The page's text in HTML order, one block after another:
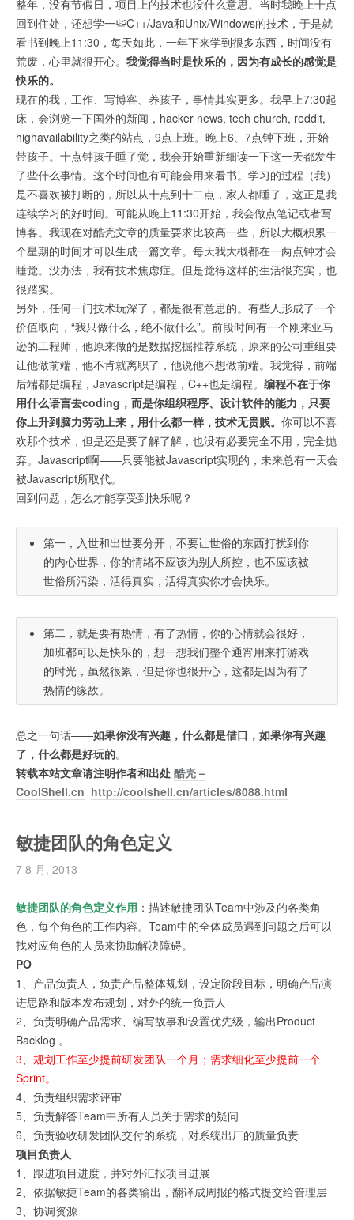
整年，没有节假日，项目上的技术也没什么意思。当时我晚上十点
回到住处，还想学一些C++/Java和Unix/Windows的技术，于是就
看书到晚上11:30，每天如此，一年下来学到很多东西，时间没有
荒废，心里就很开心。 我觉得当时是快乐的，因为有成长的感觉是
快乐的。
现在的我，工作、写博客、养孩子，事情其实更多。我早上7:30起
床，会浏览一下国外的新闻，hacker news, tech church, reddit,
highavailability之类的站点，9点上班。晚上6、7点钟下班，开始
带孩子。十点钟孩子睡了觉，我会开始重新细读一下这一天都发生
了些什么事情。这个时间也有可能会用来看书。学习的过程（我）
是不喜欢被打断的，所以从十点到十二点，家人都睡了，这正是我
连续学习的好时间。可能从晚上11:30开始，我会做点笔记或者写
博客。我现在对酷壳文章的质量要求比较高一些，所以大概积累一
个星期的时间才可以生成一篇文章。每天我大概都在一两点钟才会
睡觉。没办法，我有技术焦虑症。但是觉得这样的生活很充实，也
很踏实。
另外，任何一门技术玩深了，都是很有意思的。有些人形成了一个
价值取向，“我只做什么，绝不做什么”。前段时间有一个刚来亚马
逊的工程师，他原来做的是数据挖掘推荐系统，原来的公司重组要
让他做前端，他不肯就离职了，他说他不想做前端。我觉得，前端
后端都是编程，Javascript是编程，C++也是编程。 编程不在于你
用什么语言去coding，而是你组织程序、设计软件的能力，只要
你上升到脑力劳动上来，用什么都一样，技术无贵贱。 你可以不喜
欢那个技术，但是还是要了解了解，也没有必要完全不用，完全抛
弃。Javascript啊——只要能被Javascript实现的，未来总有一天会
被Javascript所取代。
回到问题，怎么才能享受到快乐呢？
第一，入世和出世要分开，不要让世俗的东西打扰到你
的内心世界，你的情绪不应该为别人所控，也不应该被
世俗所污染，活得真实，活得真实你才会快乐。
第二，就是要有热情，有了热情，你的心情就会很好，
加班都可以是快乐的，想一想我们整个通宵用来打游戏
的时光，虽然很累，但是你也很开心，这都是因为有了
热情的缘故。
总之一句话——如果你没有兴趣，什么都是借口，如果你有兴趣
了，什么都是好玩的。
转载本站文章请注明作者和出处 酷壳 –
CoolShell.cn http://coolshell.cn/articles/8088.html
敏捷团队的角色定义
7 8 月, 2013
敏捷团队的角色定义作用 ：描述敏捷团队Team中涉及的各类角
色，每个角色的工作内容。Team中的全体成员遇到问题之后可以
找对应角色的人员来协助解决障碍。
PO
1、产品负责人，负责产品整体规划，设定阶段目标，明确产品演
进思路和版本发布规划，对外的统一负责人
2、负责明确产品需求、编写故事和设置优先级，输出Product
Backlog 。
3、规划工作至少提前研发团队一个月；需求细化至少提前一个
Sprint。
4、负责组织需求评审
5、负责解答Team中所有人员关于需求的疑问
6、负责验收研发团队交付的系统，对系统出厂的质量负责
项目负责人
1、跟进项目进度，并对外汇报项目进展
2、依据敏捷Team的各类输出，翻译成周报的格式提交给管理层
3、协调资源